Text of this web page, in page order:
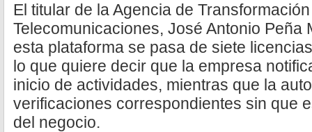
El titular de la Agencia de
Telecomunicaciones, José Antonio Peña
esta plataforma se pasa de siete
lo que quiere decir que la empresa
inicio de actividades, mientras que la
verificaciones correspondientes sin que
del negocio.